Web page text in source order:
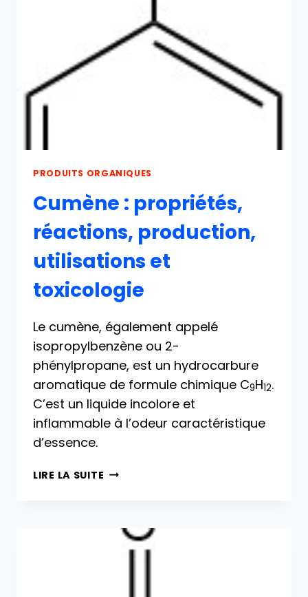
PRODUITS ORGANIQUES
Cumène : propriétés,
réactions, production,
utilisations et
toxicologie
Le cumène, également appelé
isopropylbenzène ou 2-
phénylpropane, est un hydrocarbure
aromatique de formule chimique C9H12.
C’est un liquide incolore et
inflammable à l’odeur caractéristique
d’essence.
LIRE LA SUITE CUMÈNE :
UTILISATIONS